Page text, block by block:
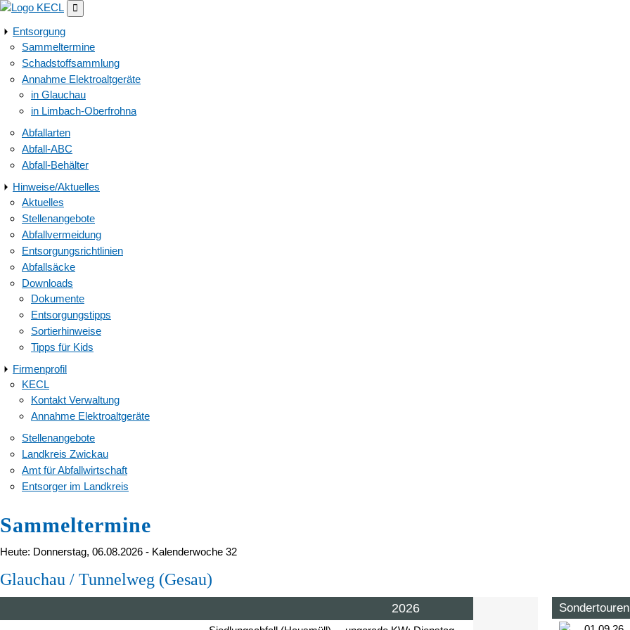

Entsorgung
Sammeltermine
Schadstoffsammlung
Annahme Elektroaltgeräte
in Glauchau
in Limbach-Oberfrohna
Abfallarten
Abfall-ABC
Abfall-Behälter
Hinweise/Aktuelles
Aktuelles
Stellenangebote
Abfallvermeidung
Entsorgungsrichtlinien
Abfallsäcke
Downloads
Dokumente
Entsorgungstipps
Sortierhinweise
Tipps für Kids
Firmenprofil
KECL
Kontakt Verwaltung
Annahme Elektroaltgeräte
Stellenangebote
Landkreis Zwickau
Amt für Abfallwirtschaft
Entsorger im Landkreis
Sammeltermine
Heute: Donnerstag, 06.08.2026 - Kalenderwoche 32
Glauchau / Tunnelweg (Gesau)
2026 Sondertouren